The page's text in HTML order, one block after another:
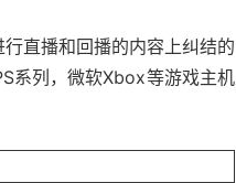
直播和回播的内容上纠结的
系列，微软Xbox等游戏主机